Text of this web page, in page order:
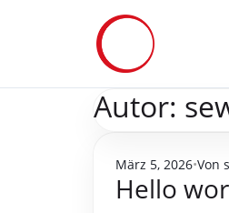
Autor:
März 5, 2026 Von
Hello